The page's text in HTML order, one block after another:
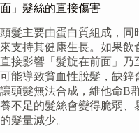
面」髮絲的直接傷害
頭髮主要由蛋白質組成，
來支持其健康生長。如果
直接影響「髮旋在前面」
可能導致貧血性脫髮，缺鋅
讓頭髮無法合成，維他命B
養不足的髮絲會變得脆弱
的髮量減少。